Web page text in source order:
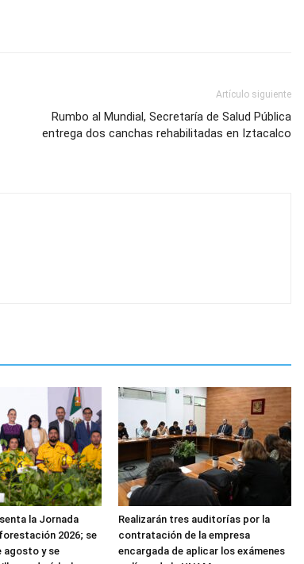
Artículo siguiente
Rumbo al Mundial, Secretaría de Salud Pública
entrega dos canchas rehabilitadas en Iztacalco
la Jornada
2026; se
agosto y se
Realizarán tres auditorías por la
contratación de la empresa
encargada de aplicar los exámenes